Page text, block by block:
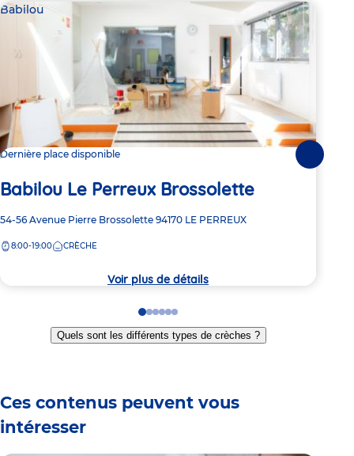
Babilou
Dernière place disponible
Babilou Le Perreux Brossolette
Adresse
la
54-56 Avenue Pierre Brossolette 94170 LE PERREUX
8:00-19:00 CRÈCHE
Voir plus de détails
Go
to
slide
Go
to
slide
Go
to
slide
Go
to
slide
Go
to
slide
Go
to
slide
Quels sont les différents types de crèches ?
Ces contenus peuvent vous
intéresser